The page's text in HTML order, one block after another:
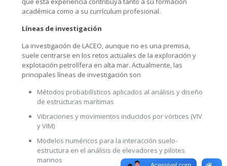
académica como a su currículum profesional.
Líneas de investigación
La investigación de LACEO, aunque no es una premisa,
suele centrarse en los retos actuales de la exploración y
explotación petrolífera en alta mar. Actualmente, las
principales líneas de investigación son
Métodos probabilísticos aplicados al análisis y diseño
de estructuras marítimas
Vibraciones y movimientos inducidos por vórtices (VIV
y VIM)
Modelos numéricos para la interacción suelo-
estructura en el análisis de elevadores y pilotes
marinos